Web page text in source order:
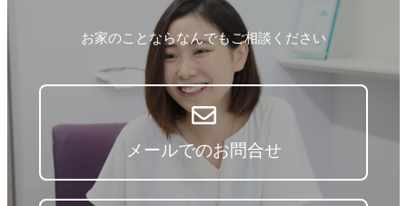
お家のことならなんでもご相談ください
メールでのお問合せ